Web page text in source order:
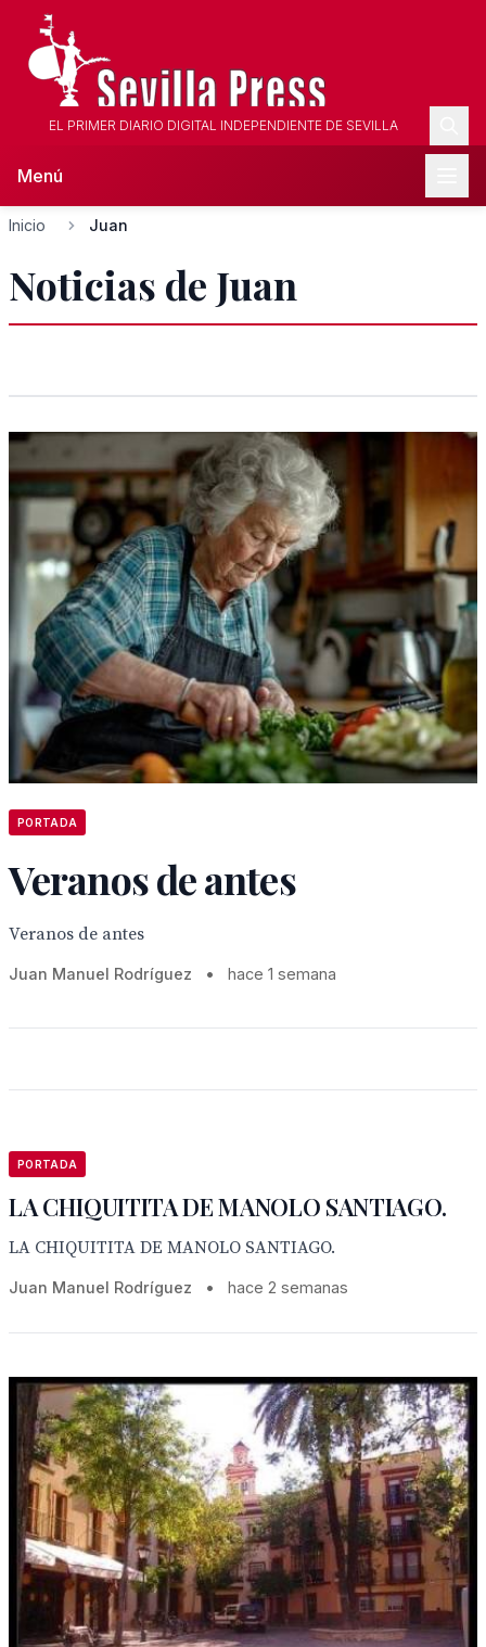
EL PRIMER DIARIO DIGITAL INDEPENDIENTE DE SEVILLA
Menú
Inicio Juan
Noticias de Juan
PORTADA
Veranos de antes
Veranos de antes
Juan Manuel Rodríguez • hace 1 semana
PORTADA
LA CHIQUITITA DE MANOLO SANTIAGO.
LA CHIQUITITA DE MANOLO SANTIAGO.
Juan Manuel Rodríguez • hace 2 semanas